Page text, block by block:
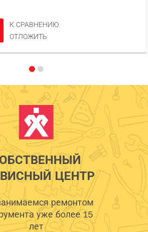
К СРАВНЕНИЮ
ОТЛОЖИТЬ
ЦЕНТР
ремонтом
уже более 15
лет